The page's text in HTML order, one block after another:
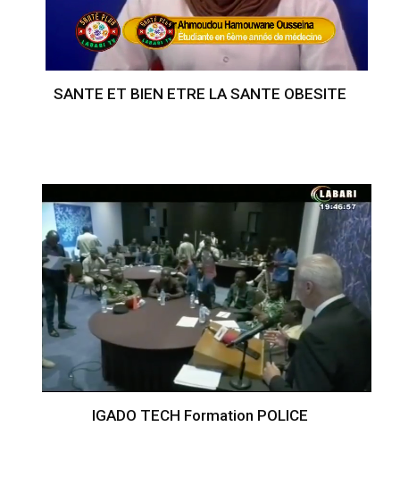
SANTE ET BIEN ETRE LA SANTE OBESITE
IGADO TECH Formation POLICE